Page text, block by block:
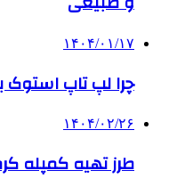
۱۴۰۴/۰۱/۱۷
چرا لپ تاپ استوک
۱۴۰۴/۰۲/۲۶
طرز تهیه کمپله